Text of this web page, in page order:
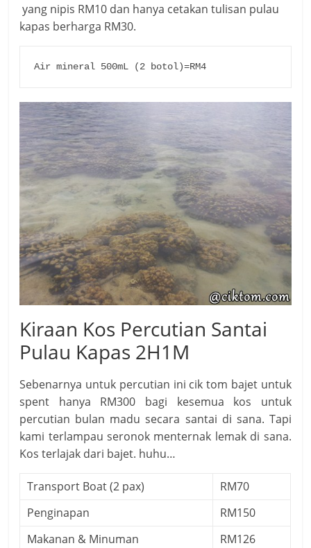
yang nipis RM10 dan hanya cetakan tulisan pulau
kapas berharga RM30.
Air mineral 500mL (2 botol)=RM4
Kiraan Kos Percutian Santai
Pulau Kapas 2H1M
Sebenarnya untuk percutian ini cik tom bajet untuk
spent hanya RM300 bagi kesemua kos untuk
percutian bulan madu secara santai di sana. Tapi
kami terlampau seronok menternak lemak di sana.
Kos terlajak dari bajet. huhu…
Transport Boat (2 pax)
RM70
Penginapan
RM150
Makanan & Minuman
RM126